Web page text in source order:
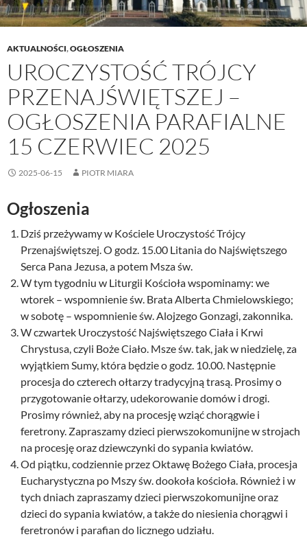
AKTUALNOŚCI,OGŁOSZENIA
UROCZYSTOŚĆ TRÓJCY
PRZENAJŚWIĘTSZEJ –
OGŁOSZENIA PARAFIALNE
15 CZERWIEC 2025
2025-06-15 PIOTR MIARA
Ogłoszenia
Dziś przeżywamy w Kościele Uroczystość Trójcy
Przenajświętszej. O godz. 15.00 Litania do Najświętszego
Serca Pana Jezusa, a potem Msza św.
W tym tygodniu w Liturgii Kościoła wspominamy: we
wtorek – wspomnienie św. Brata Alberta Chmielowskiego;
w sobotę – wspomnienie św. Alojzego Gonzagi, zakonnika.
W czwartek Uroczystość Najświętszego Ciała i Krwi
Chrystusa, czyli Boże Ciało. Msze św. tak, jak w niedzielę, za
wyjątkiem Sumy, która będzie o godz. 10.00. Następnie
procesja do czterech ołtarzy tradycyjną trasą. Prosimy o
przygotowanie ołtarzy, udekorowanie domów i drogi.
Prosimy również, aby na procesję wziąć chorągwie i
feretrony. Zapraszamy dzieci pierwszokomunijne w strojach
na procesję oraz dziewczynki do sypania kwiatów.
Od piątku, codziennie przez Oktawę Bożego Ciała, procesja
Eucharystyczna po Mszy św. dookoła kościoła. Również i w
tych dniach zapraszamy dzieci pierwszokomunijne oraz
dzieci do sypania kwiatów, a także do niesienia chorągwi i
feretronów i parafian do licznego udziału.